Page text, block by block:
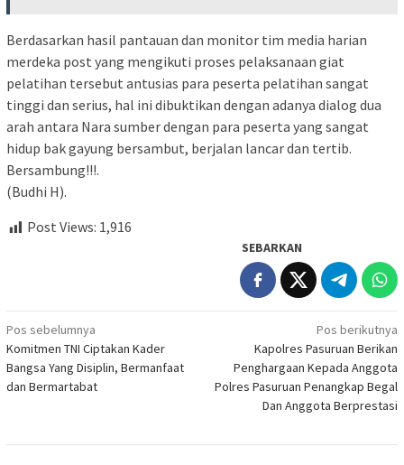
Berdasarkan hasil pantauan dan monitor tim media harian
merdeka post yang mengikuti proses pelaksanaan giat
pelatihan tersebut antusias para peserta pelatihan sangat
tinggi dan serius, hal ini dibuktikan dengan adanya dialog dua
arah antara Nara sumber dengan para peserta yang sangat
hidup bak gayung bersambut, berjalan lancar dan tertib.
Bersambung!!!.
(Budhi H).
Post Views: 1,916
SEBARKAN
Navigasi
pos
Pos sebelumnya
Komitmen TNI Ciptakan Kader
Bangsa Yang Disiplin, Bermanfaat
dan Bermartabat
Pos berikutnya
Kapolres Pasuruan Berikan
Penghargaan Kepada Anggota
Polres Pasuruan Penangkap Begal
Dan Anggota Berprestasi